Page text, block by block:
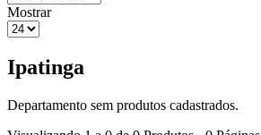
Mostrar
Ipatinga
Departamento sem produtos cadastrados.